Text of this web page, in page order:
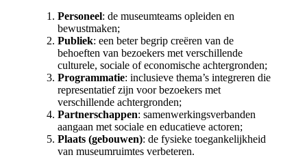
Personeel: de museumteams opleiden en
bewustmaken;
Publiek: een beter begrip creëren van de
behoeften van bezoekers met verschillende
culturele, sociale of economische achtergronden;
Programmatie: inclusieve thema’s integreren die
representatief zijn voor bezoekers met
verschillende achtergronden;
Partnerschappen: samenwerkingsverbanden
aangaan met sociale en educatieve actoren;
Plaats (gebouwen): de fysieke toegankelijkheid
van museumruimtes verbeteren.